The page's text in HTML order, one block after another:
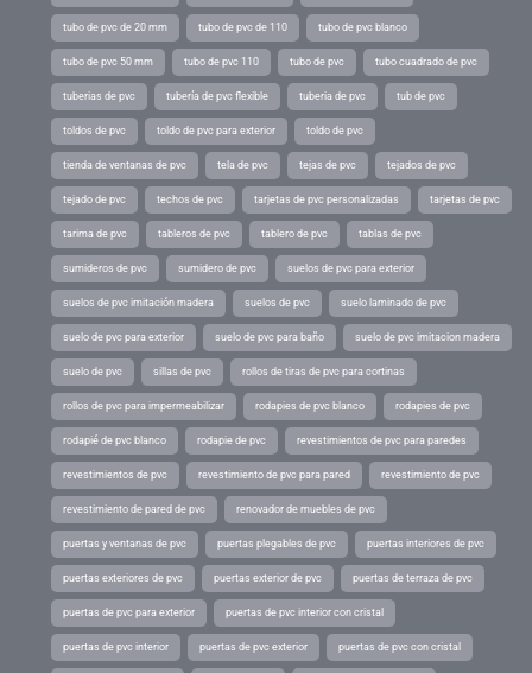
tubo de pvc de 20 mm tubo de pvc de 110 tubo de pvc blanco
tubo de pvc 50 mm tubo de pvc 110 tubo de pvc tubo cuadrado de pvc
tuberias de pvc tubería de pvc flexible tuberia de pvc tub de pvc
toldos de pvc toldo de pvc para exterior toldo de pvc
tienda de ventanas de pvc tela de pvc tejas de pvc tejados de pvc
tejado de pvc techos de pvc tarjetas de pvc personalizadas tarjetas de pvc
tarima de pvc tableros de pvc tablero de pvc tablas de pvc
sumideros de pvc sumidero de pvc suelos de pvc para exterior
suelos de pvc imitación madera suelos de pvc suelo laminado de pvc
suelo de pvc para exterior suelo de pvc para baño suelo de pvc imitacion madera
suelo de pvc sillas de pvc rollos de tiras de pvc para cortinas
rollos de pvc para impermeabilizar rodapies de pvc blanco rodapies de pvc
rodapié de pvc blanco rodapie de pvc revestimientos de pvc para paredes
revestimientos de pvc revestimiento de pvc para pared revestimiento de pvc
revestimiento de pared de pvc renovador de muebles de pvc
puertas y ventanas de pvc puertas plegables de pvc puertas interiores de pvc
puertas exteriores de pvc puertas exterior de pvc puertas de terraza de pvc
puertas de pvc para exterior puertas de pvc interior con cristal
puertas de pvc interior puertas de pvc exterior puertas de pvc con cristal